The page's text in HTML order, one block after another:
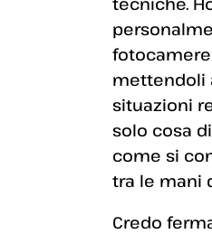
mettendoli
situazioni
solo cosa
come si
tra le mani
Credo